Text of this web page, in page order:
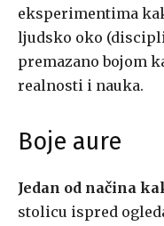
eksperimentima
ljudsko oko
premazano bojom
realnosti i nauka.
Boje aure
Jedan od načina
stolicu ispred